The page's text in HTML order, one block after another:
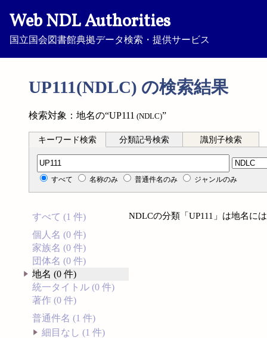
Web NDL Authorities
国立国会図書館典拠データ検索・提供サービス
UP111(NDLC) の検索結果
検索対象：地名の“UP111 (NDLC)”
キーワード検索 分類記号検索 識別子検索
分類記号検索
すべて 名称のみ 普通件名のみ ジャンルのみ
すべて (1 件)
個人名 (0 件)
家族名 (0 件)
団体名 (0 件)
地名 (0 件)
統一タイトル (0 件)
著作 (0 件)
普通件名 (1 件)
細目なし (1 件)
NDLCの分類「UP111」は地名に